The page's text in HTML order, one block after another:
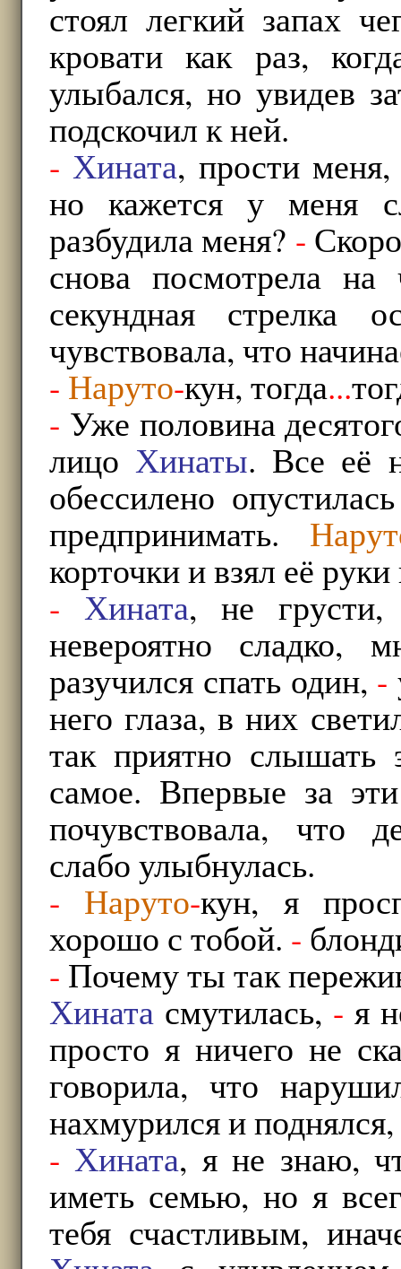
стоял легкий запах
кровати как раз,
улыбался, но увидев
подскочил к ней.
- Хината, прости меня,
но кажется у меня
разбудила меня? -
снова посмотрела на
секундная стрелка
чувствовала, что
- Наруто-кун, тогда...
- Уже половина
лицоХинаты. Все её
обессилено
предпринимать.
корточки и взял её
- Хината, не грусти,
невероятно сладко,
разучился спать один, -
него глаза, в них
так приятно слышать
самое. Впервые за
почувствовала, что
слабо улыбнулась.
- Наруто-кун, я
хорошо с тобой. -
- Почему ты так
Хината смутилась, - я
просто я ничего не
говорила, что
нахмурился и
- Хината, я не знаю,
иметь семью, но я
тебя счастливым,